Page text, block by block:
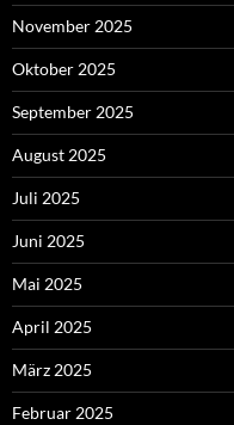
November 2025
Oktober 2025
September 2025
August 2025
Juli 2025
Juni 2025
Mai 2025
April 2025
März 2025
Februar 2025